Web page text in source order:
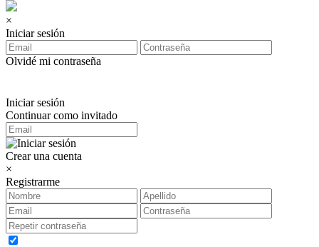
×
Iniciar sesión
Olvidé mi contraseña
Iniciar sesión
Continuar como invitado
Crear una cuenta
×
Registrarme